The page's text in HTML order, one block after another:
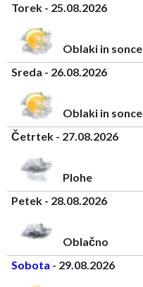
Torek - 25.08.2026
Oblaki in sonce
Sreda - 26.08.2026
Oblaki in sonce
Četrtek - 27.08.2026
Plohe
Petek - 28.08.2026
Oblačno
Sobota - 29.08.2026